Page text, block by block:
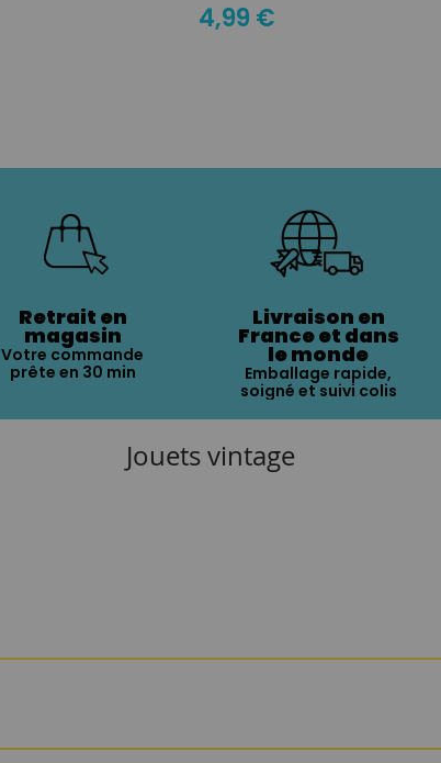
4,99 €
Retrait en
magasin
Votre commande
prête en 30 min
Livraison en
France et dans
le monde
Emballage rapide,
soigné et suivi colis
Jouets vintage